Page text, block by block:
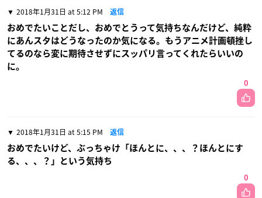
2018年1月31日 at 5:12 PM 返信
おめでたいことだし、おめでとうって気持ちなんだけど、純粋
にあんスタはどうなったのか気になる。もうアニメ計画頓挫し
てるのなら変に期待させずにスッパリ言ってくれたらいいの
に。
0
2018年1月31日 at 5:15 PM 返信
おめでたいけど、ぶっちゃけ「ほんとに、、、？ほんとにす
る、、、？」という気持ち
0